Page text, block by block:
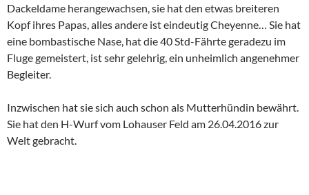
Dackeldame herangewachsen, sie hat den etwas breiteren
Kopf ihres Papas, alles andere ist eindeutig Cheyenne… Sie hat
eine bombastische Nase, hat die 40 Std-Fährte geradezu im
Fluge gemeistert, ist sehr gelehrig, ein unheimlich angenehmer
Begleiter.
Inzwischen hat sie sich auch schon als Mutterhündin bewährt.
Sie hat den H-Wurf vom Lohauser Feld am 26.04.2016 zur
Welt gebracht.